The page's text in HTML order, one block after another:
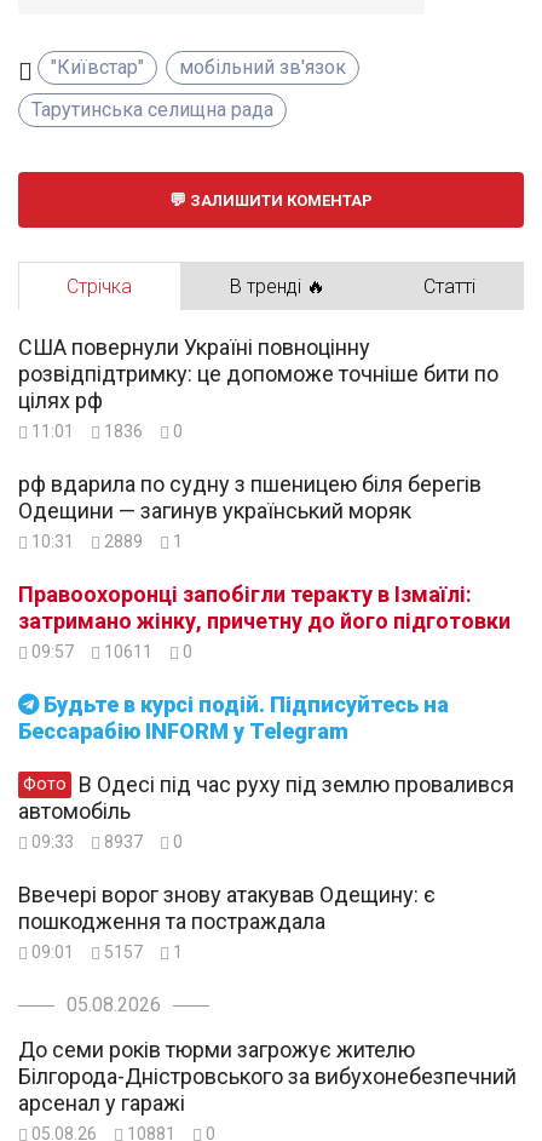
"Київстар"
мобільний зв'язок
Тарутинська селищна рада
ЗАЛИШИТИ КОМЕНТАР
Стрічка В тренді 🔥 Статті
Будьте в курсі подій. Підписуйтесь на
Бессарабію INFORM у Telegram
США повернули Україні повноцінну
розвідпідтримку: це допоможе точніше бити по
цілях рф
11:01 1836 0
рф вдарила по судну з пшеницею біля берегів
Одещини — загинув український моряк
10:31 2889 1
Правоохоронці запобігли теракту в Ізмаїлі:
затримано жінку, причетну до його підготовки
09:57 10611 0
Фото
автомобіль
09:33 8937 0
Ввечері ворог знову атакував Одещину: є
пошкодження та постраждала
09:01 5157 1
05.08.2026
До семи років тюрми загрожує жителю
Білгорода-Дністровського за вибухонебезпечний
арсенал у гаражі
05.08.26 10881 0